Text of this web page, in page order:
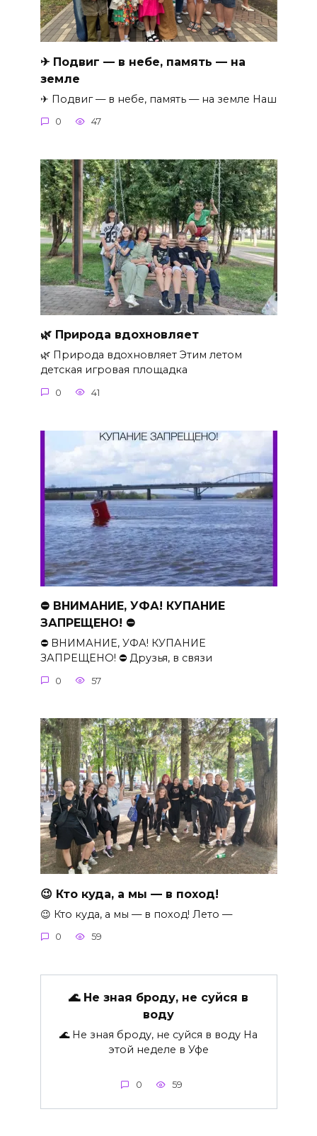
✈ Подвиг — в небе, память — на
земле
✈ Подвиг — в небе, память — на земле Наш
0 47
🌿 Природа вдохновляет
🌿 Природа вдохновляет Этим летом
детская игровая площадка
0 41
⛔ ВНИМАНИЕ, УФА! КУПАНИЕ
ЗАПРЕЩЕНО! ⛔
⛔ ВНИМАНИЕ, УФА! КУПАНИЕ
ЗАПРЕЩЕНО! ⛔ Друзья, в связи
0 57
😉 Кто куда, а мы — в поход!
😉 Кто куда, а мы — в поход! Лето —
0 59
🌊 Не зная броду, не суйся в
воду
🌊 Не зная броду, не суйся в воду На
этой неделе в Уфе
0 59